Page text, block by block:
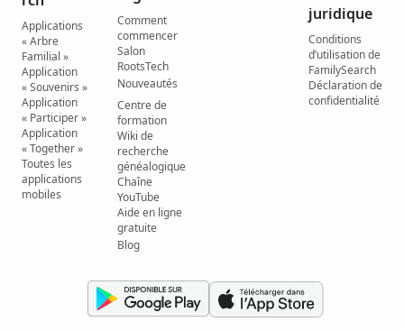
Applications
« Arbre
Familial »
Application
« Souvenirs »
Application
« Participer »
Application
« Together »
Toutes les
applications
mobiles
Comment
commencer
Salon
RootsTech
Nouveautés
Centre de
formation
Wiki de
recherche
généalogique
Chaîne
YouTube
Aide en ligne
gratuite
Blog
juridique
Conditions
d’utilisation de
FamilySearch
Déclaration de
confidentialité